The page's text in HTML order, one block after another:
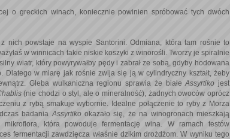
o greckich winach, koniecznie powinien spróbować tych dwóch
nich powstaje na wyspie Santorini. Odmiana, która tam rośnie to
w winnicach takie niskie koszyki z winorośli. Tworzy je spiralnie
wiatr, który powyrywałby pędy i zabrał ze sobą, gdyby hodowana
Dlatego w miarę jak rośnie zwija się ją w cylindryczny kształt, żeby
Gleba wulkaniczna regionu sprawia że białeAssyrtiko jest
(nie chodzi o styl, ale o mineralność), żadnych owoców oprócz
z rybą smakuje wybornie. Idealne połączenie to ryby z Morza
badania Assyrtikookazało się, że na winogronach mieszkają
która powoduje fermentację wina. W ramach testów
fermentacji zawdzięcza właśnie dzikim drożdżom. W wyniku tego